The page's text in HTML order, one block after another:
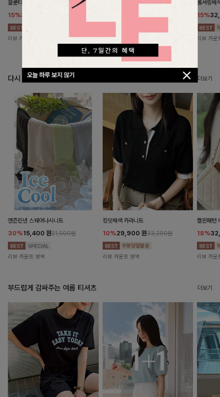
오늘 하루 보지 않기
블룬티 나시원피스+셔츠SET
15%31,900
리뷰 카운트 영역
[주문폭주/군살삭제]젤링클프리 카라원
18%
리뷰 카운트 영역
롬셔링배
15%
리뷰 카운
다시 찾게되는 니트 더보기
앤즌린넨 스퀘어나시니트
30%15,400 원21,900원
리뷰 카운트 영역
킹밋배색 카라니트
10%29,900 원33,200원
리뷰 카운트 영역
캘핀패턴
18%
리뷰 카운
부드럽게 감싸주는 여름 티셔츠 더보기